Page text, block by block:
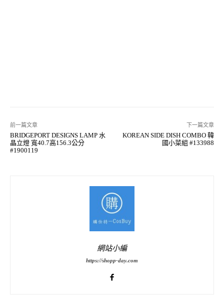
前一篇文章
BRIDGEPORT DESIGNS LAMP 水
晶立燈 寬40.7高156.3公分
#1900119
下一篇文章
KOREAN SIDE DISH COMBO 韓
國小菜組 #133988
網站小編
https://shopp-day.com